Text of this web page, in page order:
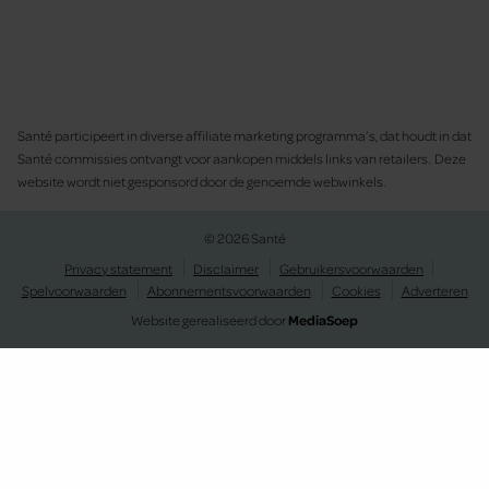
Santé participeert in diverse affiliate marketing programma’s, dat houdt in dat
Santé commissies ontvangt voor aankopen middels links van retailers. Deze
website wordt niet gesponsord door de genoemde webwinkels.
© 2026 Santé
Privacy statement
Disclaimer
Gebruikersvoorwaarden
Spelvoorwaarden
Abonnementsvoorwaarden Cookies
Adverteren
Website gerealiseerd doorMediaSoep